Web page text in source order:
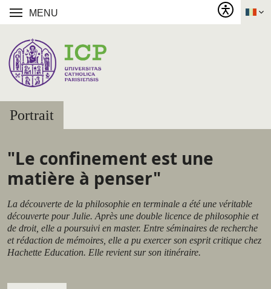
MENU
Portrait
"Le confinement est une
matière à penser"
La découverte de la philosophie en terminale a été une véritable
découverte pour Julie. Après une double licence de philosophie et
de droit, elle a poursuivi en master. Entre séminaires de recherche
et rédaction de mémoires, elle a pu exercer son esprit critique chez
Hachette Education. Elle revient sur son itinéraire.